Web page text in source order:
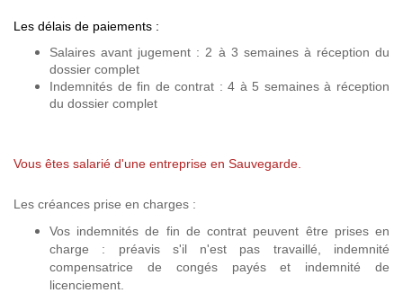
Les délais de paiements :
Salaires avant jugement : 2 à 3 semaines à réception du
dossier complet
Indemnités de fin de contrat : 4 à 5 semaines à réception
du dossier complet
Vous êtes salarié d'une entreprise en Sauvegarde.
Les créances prise en charges :
Vos indemnités de fin de contrat peuvent être prises en
charge : préavis s'il n'est pas travaillé, indemnité
compensatrice de congés payés et indemnité de
licenciement.